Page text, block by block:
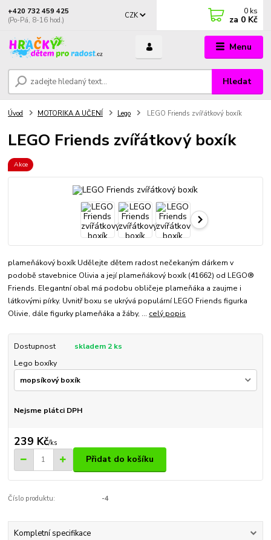
Menu
CZK
Hledat
+420 732 459 425
(Po-Pá, 8-16 hod.)
0 ks
za 0 Kč
Úvod MOTORIKA A UČENÍ Lego LEGO Friends zvířátkový boxík
LEGO Friends zvířátkový boxík
Akce
plameňákový boxík Udělejte dětem radost nečekaným dárkem v
podobě stavebnice Olivia a její plameňákový boxík (41662) od LEGO®
Friends. Elegantní obal má podobu obličeje plameňáka a zaujme i
látkovými pírky. Uvnitř boxu se ukrývá populární LEGO Friends figurka
Olivie, dále figurky plameňáka a žáby, ... celý popis
Dostupnost
skladem 2 ks
Lego boxíky
Nejsme plátci DPH
239 Kč/ks
Přidat do košíku
Číslo produktu: -4
Kompletní specifikace